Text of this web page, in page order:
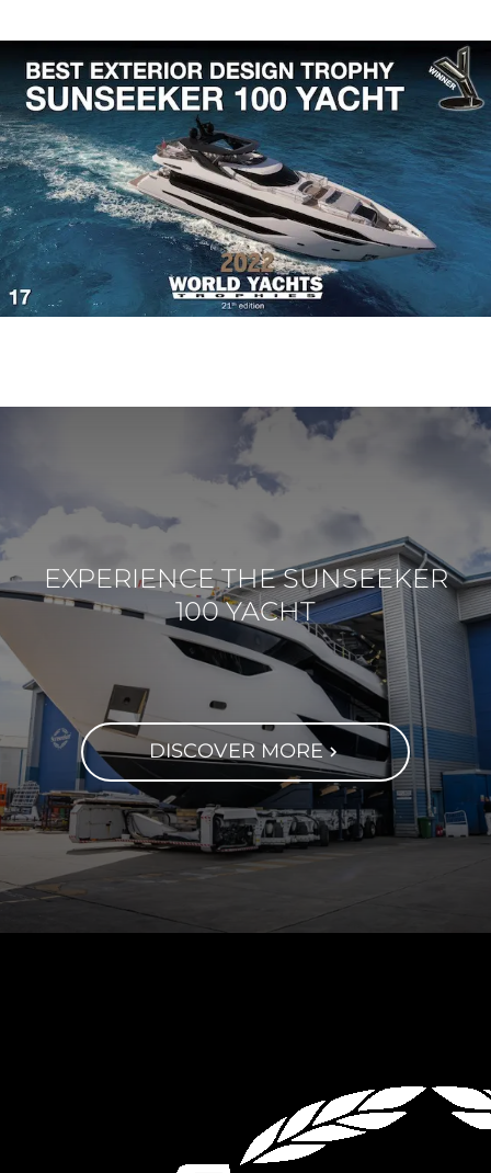
EXPERIENCE THE SUNSEEKER
100 YACHT
DISCOVER MORE